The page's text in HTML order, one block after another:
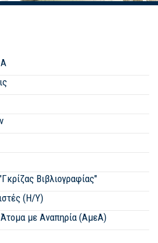
Βιβλιογραφίας"
(Η/Υ)
Άτομα με Αναπηρία (ΑμεΑ)